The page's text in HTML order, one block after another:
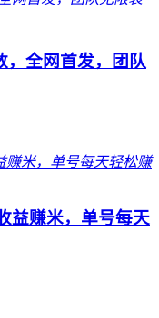
，全网首发，团队
益赚米，单号每天